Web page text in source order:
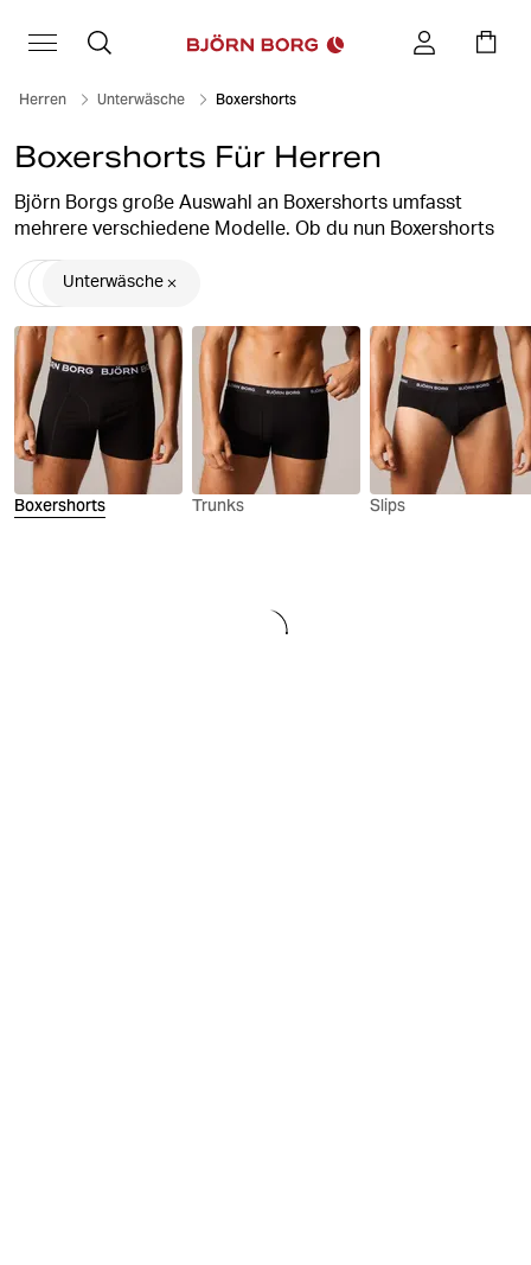
Herren Unterwäsche Boxershorts
Boxershorts Für Herren
Björn Borgs große Auswahl an Boxershorts umfasst
mehrere verschiedene Modelle. Ob du nun Boxershorts
mit kurzen Beinen oder längere Versionen bevorzugst –
wir haben die richtigen Herren-Boxershorts für dich. Das
gesamte Sortiment zeichnet sich durch hohen
Tragekomfort, guten Stretch-Anteil und angenehme,
atmungsaktive Materialien aus. Bring neuen Schwung in
deine Unterwäsche-Schublade und investiere noch heute
in Boxershorts mit perfekter Passform im 1er- und Multi-
Pack.
Unterwäsche
Boxershorts Trunks Slips